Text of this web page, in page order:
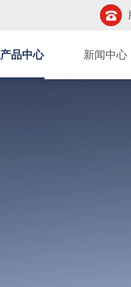
产品中心 新闻中心